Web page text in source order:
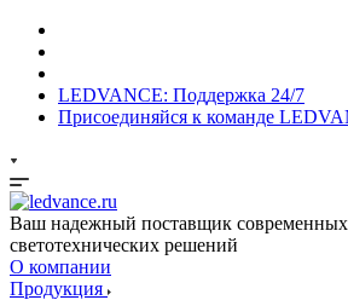
LEDVANCE: Поддержка 24/7
Присоединяйся к команде
Ваш надежный поставщик современных
светотехнических решений
О компании
Продукция